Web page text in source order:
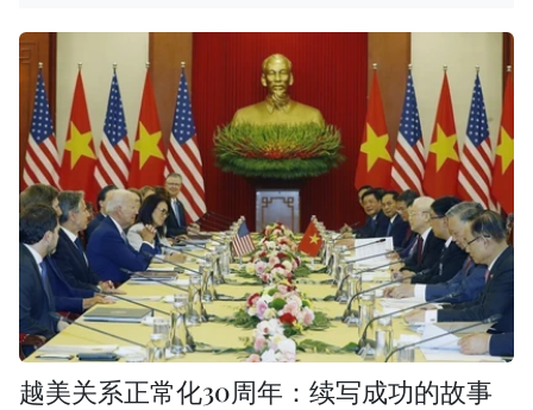
越美关系正常化30周年：续写成功的故事